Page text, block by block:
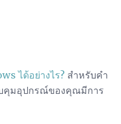
ได้อย่างไร? สำหรับคำ
คุมอุปกรณ์ของคุณมีการ